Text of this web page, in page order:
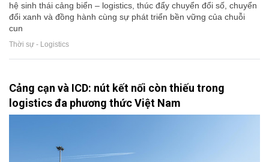
hệ sinh thái cảng biển – logistics, thúc đẩy chuyển đổi số, chuyển
đổi xanh và đồng hành cùng sự phát triển bền vững của chuỗi
cun
Thời sự - Logistics
Cảng cạn và ICD: nút kết nối còn thiếu trong
logistics đa phương thức Việt Nam